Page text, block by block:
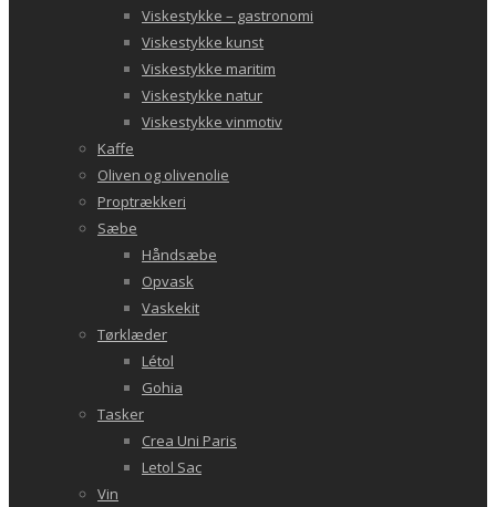
Viskestykke – gastronomi
Viskestykke kunst
Viskestykke maritim
Viskestykke natur
Viskestykke vinmotiv
Kaffe
Oliven og olivenolie
Proptrækkeri
Sæbe
Håndsæbe
Opvask
Vaskekit
Tørklæder
Létol
Gohia
Tasker
Crea Uni Paris
Letol Sac
Vin